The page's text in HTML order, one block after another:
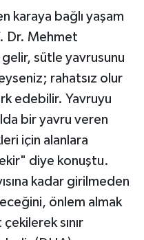
karaya bağlı yaşam
Dr. Mehmet
sütle yavrusunu
rahatsız olur
edebilir. Yavruyu
bir yavru veren
için alanlara
diye konuştu.
kadar girilmeden
önlem almak
sınır